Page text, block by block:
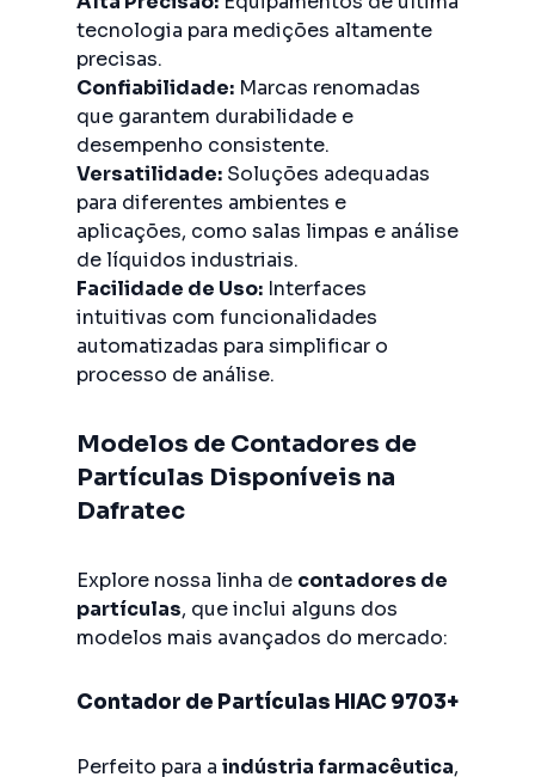
tecnologia para medições altamente
precisas.
Confiabilidade: Marcas renomadas
que garantem durabilidade e
desempenho consistente.
Versatilidade: Soluções adequadas
para diferentes ambientes e
aplicações, como salas limpas e análise
de líquidos industriais.
Facilidade de Uso: Interfaces
intuitivas com funcionalidades
automatizadas para simplificar o
processo de análise.
Modelos de Contadores de
Partículas Disponíveis na
Dafratec
Explore nossa linha de contadores de
partículas, que inclui alguns dos
modelos mais avançados do mercado:
Contador de Partículas HIAC 9703+
Perfeito para a indústria farmacêutica,